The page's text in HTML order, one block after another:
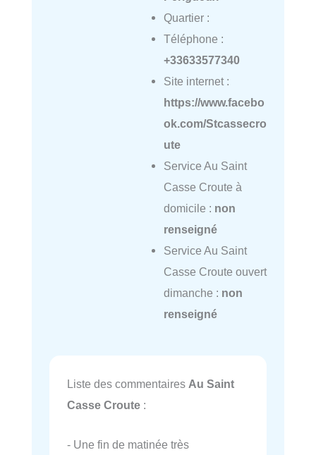
Quartier :
Téléphone :
+33633577340
Site internet :
https://www.facebo
ok.com/Stcassecro
ute
Service Au Saint
Casse Croute à
domicile : non
renseigné
Service Au Saint
Casse Croute ouvert
dimanche : non
renseigné
Liste des commentaires Au Saint
Casse Croute :
- Une fin de matinée très